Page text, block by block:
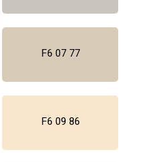
F6 07 77
F6 09 86